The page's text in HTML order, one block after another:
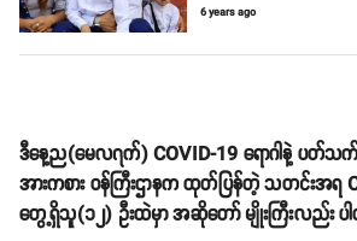
6 years ago
ဒီနေ့ည(မေလ၇က်) COVID-19 ရောဂါနဲ့ ပတ်သက်ပ
အားကစား ဝန်ကြီးဌာနက ထုတ်ပြန်တဲ့ သတင်းအရ
တွေ့ရှိသူ(၁၂) ဦးထဲမှာ အဆိုတော် မျိုးကြီးလည်း ပ